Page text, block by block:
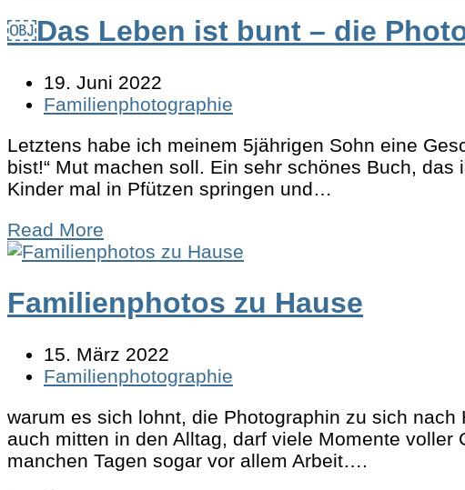
￼Das Leben ist bunt – die
19. Juni 2022
Familienphotographie
Letztens habe ich meinem 5jährigen Sohn eine
bist!“ Mut machen soll. Ein sehr schönes Buch,
Kinder mal in Pfützen springen und…
Read More
Familienphotos zu Hause
15. März 2022
Familienphotographie
warum es sich lohnt, die Photographin zu sich
auch mitten in den Alltag, darf viele Momente
manchen Tagen sogar vor allem Arbeit….